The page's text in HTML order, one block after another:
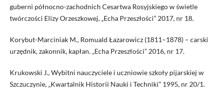
guberni północno-zachodnich Cesartwa Rosyjskiego w świetle
twórczości Elizy Orzeszkowej, „Echa Przeszłości” 2017, nr 18.
Korybut-Marciniak M., Romuald Łazarowicz (1811–1878) – carski
urzędnik, zakonnik, kapłan. „Echa Przeszłości” 2016, nr 17.
Krukowski J., Wybitni nauczyciele i uczniowie szkoły pijarskiej w
Szczuczynie, „Kwartalnik Historii Nauki i Techniki” 1995, nr 20/1.